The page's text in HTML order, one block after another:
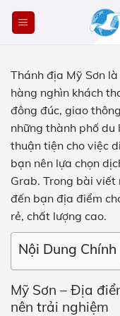
Skip
Thánh địa Mỹ Sơn
hàng nghìn khách
đông đúc, giao
những thành phố du
thuận tiện cho việc
bạn nên lựa chọn
Grab. Trong bài viết
đến bạn địa điểm
rẻ, chất lượng cao.
Nội Dung Chính
Mỹ Sơn – Địa
nên trải nghiệm